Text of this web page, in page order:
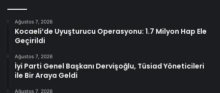
Ağustos 7, 2026
Kocaeli’de Uyuşturucu Operasyonu: 1.7 Milyon Hap Ele
Geçirildi
Ağustos 7, 2026
İyi Parti Genel Başkanı Dervişoğlu, Tüsiad Yöneticileri
ile Bir Araya Geldi
Ağustos 7, 2026